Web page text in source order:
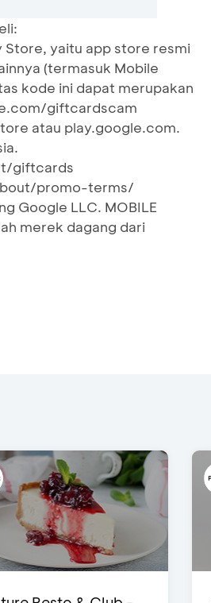
Store, yaitu app store resmi
(termasuk Mobile
kode ini dapat merupakan
giftcardscam
atau play.google.com.
giftcards
promo-terms/
Google LLC. MOBILE
merek dagang dari